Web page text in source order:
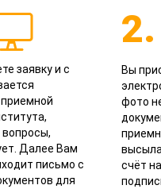
заявку и с
вопросы,
Далее Вам
письмо с
для
2.
Вы
фото
счёт